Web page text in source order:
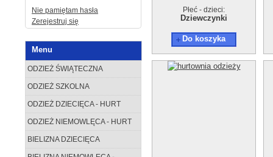
Nie pamiętam hasła
Zerejestruj się
Menu
ODZIEŻ ŚWIĄTECZNA
ODZIEŻ SZKOLNA
ODZIEŻ DZIECIĘCA - HURT
ODZIEŻ NIEMOWLĘCA - HURT
BIELIZNA DZIECIĘCA
Płeć - dzieci:
Dziewczynki
Do koszyka